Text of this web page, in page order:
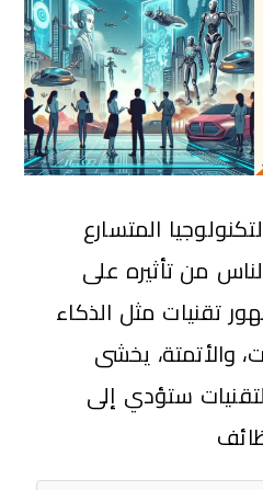
المتسارع
من تأثيره على
تقنيات مثل الذكاء
والأتمتة، يخشى
ستؤدي إلى